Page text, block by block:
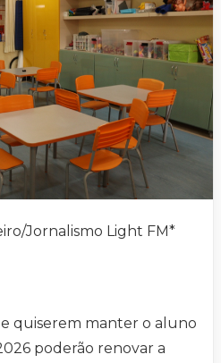
Jornalismo Light FM*
quiserem manter o aluno
poderão renovar a